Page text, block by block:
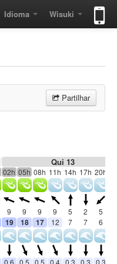
Idioma Wisuki
Partilhar
Qui 13
02h 05h 08h 11h 14h 17h 20h
9 9 9 9 5 2 5
19 18 17 12 7 7 6
0.6 0.5 0.5 0.4 0.3 0.3 0.3